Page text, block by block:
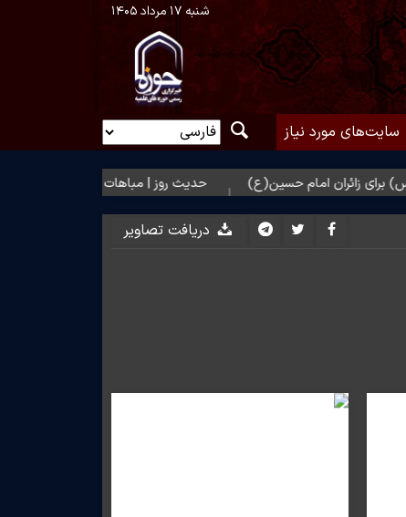
شنبه ۱۷ مرداد ۱۴۰۵
سایت‌های مورد نیاز
امام حسین(ع) حدیث روز | مباهات خداوند به زائر امام
دریافت تصاویر